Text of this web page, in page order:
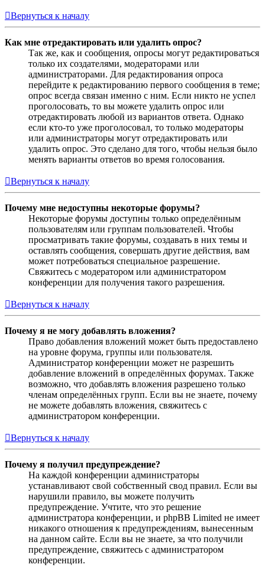
Вернуться к началу
Как мне отредактировать или удалить опрос?
Так же, как и сообщения, опросы могут редактироваться
только их создателями, модераторами или
администраторами. Для редактирования опроса
перейдите к редактированию первого сообщения в теме;
опрос всегда связан именно с ним. Если никто не успел
проголосовать, то вы можете удалить опрос или
отредактировать любой из вариантов ответа. Однако
если кто-то уже проголосовал, то только модераторы
или администраторы могут отредактировать или
удалить опрос. Это сделано для того, чтобы нельзя было
менять варианты ответов во время голосования.
Вернуться к началу
Почему мне недоступны некоторые форумы?
Некоторые форумы доступны только определённым
пользователям или группам пользователей. Чтобы
просматривать такие форумы, создавать в них темы и
оставлять сообщения, совершать другие действия, вам
может потребоваться специальное разрешение.
Свяжитесь с модератором или администратором
конференции для получения такого разрешения.
Вернуться к началу
Почему я не могу добавлять вложения?
Право добавления вложений может быть предоставлено
на уровне форума, группы или пользователя.
Администратор конференции может не разрешить
добавление вложений в определённых форумах. Также
возможно, что добавлять вложения разрешено только
членам определённых групп. Если вы не знаете, почему
не можете добавлять вложения, свяжитесь с
администратором конференции.
Вернуться к началу
Почему я получил предупреждение?
На каждой конференции администраторы
устанавливают свой собственный свод правил. Если вы
нарушили правило, вы можете получить
предупреждение. Учтите, что это решение
администратора конференции, и phpBB Limited не имеет
никакого отношения к предупреждениям, вынесенным
на данном сайте. Если вы не знаете, за что получили
предупреждение, свяжитесь с администратором
конференции.